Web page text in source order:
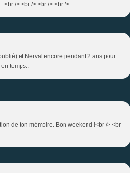
/> <br /> <br /> <br />
et Nerval encore pendant 2 ans pour
temps..
de ton mémoire. Bon weekend !<br /> <br